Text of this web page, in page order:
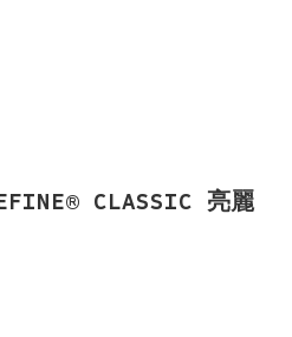
CLASSIC 亮麗